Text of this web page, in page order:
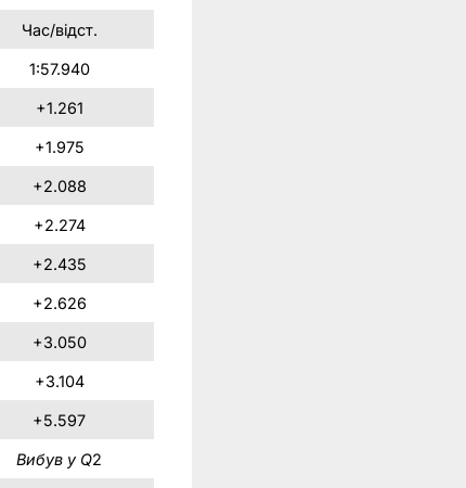
Час/відст.
1:57.940
+1.261
+1.975
+2.088
+2.274
+2.435
+2.626
+3.050
+3.104
+5.597
Вибув у Q2